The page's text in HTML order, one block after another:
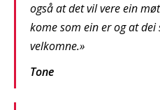
også at det vil vere ein
kome som ein er og at
velkomne.»
Tone